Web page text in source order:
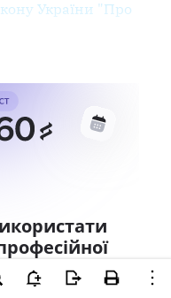
України "Про
користувачам